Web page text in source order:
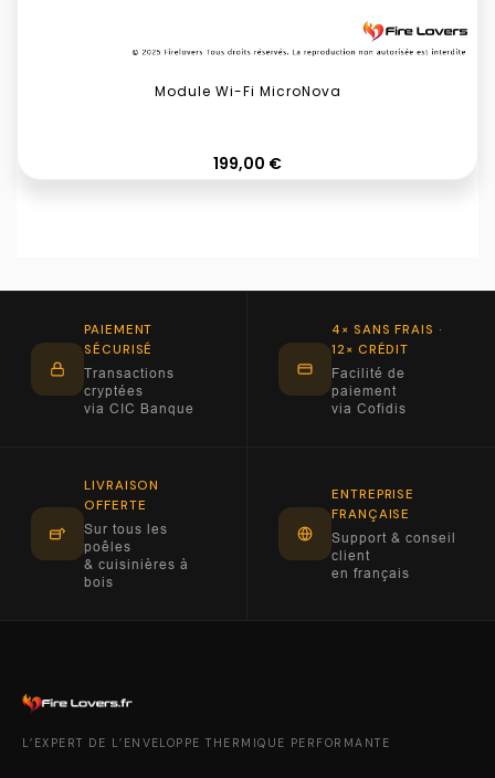
Module Wi-Fi MicroNova
199,00 €Prix
PAIEMENT
SÉCURISÉ
Transactions
cryptées
via CIC Banque
4× SANS FRAIS ·
12× CRÉDIT
Facilité de
paiement
via Cofidis
LIVRAISON
OFFERTE
Sur tous les
poêles
& cuisinières à
bois
ENTREPRISE
FRANÇAISE
Support & conseil
client
en français
L’EXPERT DE L’ENVELOPPE THERMIQUE PERFORMANTE